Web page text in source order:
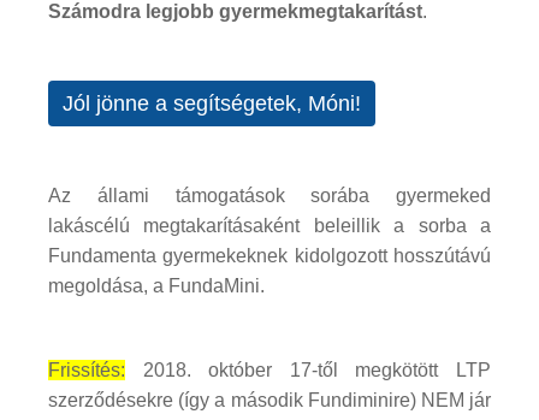
Számodra legjobb gyermekmegtakarítást.
Jól jönne a segítségetek, Móni!
Az állami támogatások sorába gyermeked
lakáscélú megtakarításaként beleillik a sorba a
Fundamenta gyermekeknek kidolgozott hosszútávú
megoldása, a FundaMini.
Frissítés: 2018. október 17-től megkötött LTP
szerződésekre (így a második Fundiminire) NEM jár